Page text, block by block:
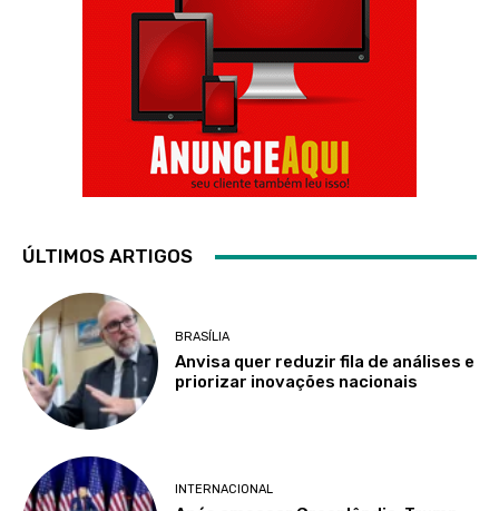
ÚLTIMOS ARTIGOS
BRASÍLIA
Anvisa quer reduzir fila de análises e
priorizar inovações nacionais
INTERNACIONAL